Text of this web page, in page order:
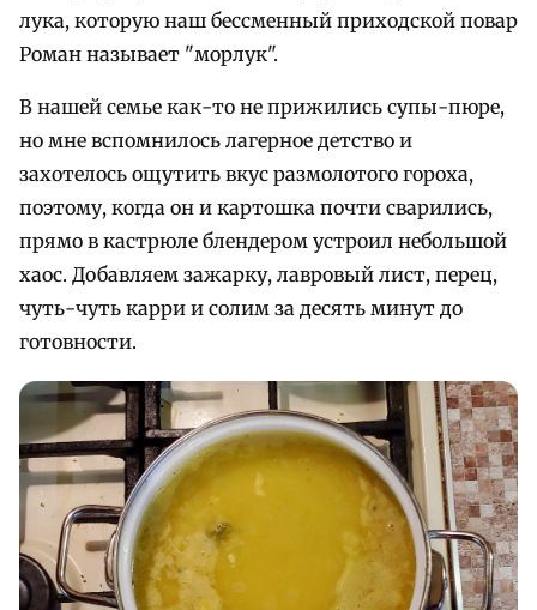
лука, которую наш бессменный приходской повар
Роман называет "морлук".
В нашей семье как-то не прижились супы-пюре,
но мне вспомнилось лагерное детство и
захотелось ощутить вкус размолотого гороха,
поэтому, когда он и картошка почти сварились,
прямо в кастрюле блендером устроил небольшой
хаос. Добавляем зажарку, лавровый лист, перец,
чуть-чуть карри и солим за десять минут до
готовности.